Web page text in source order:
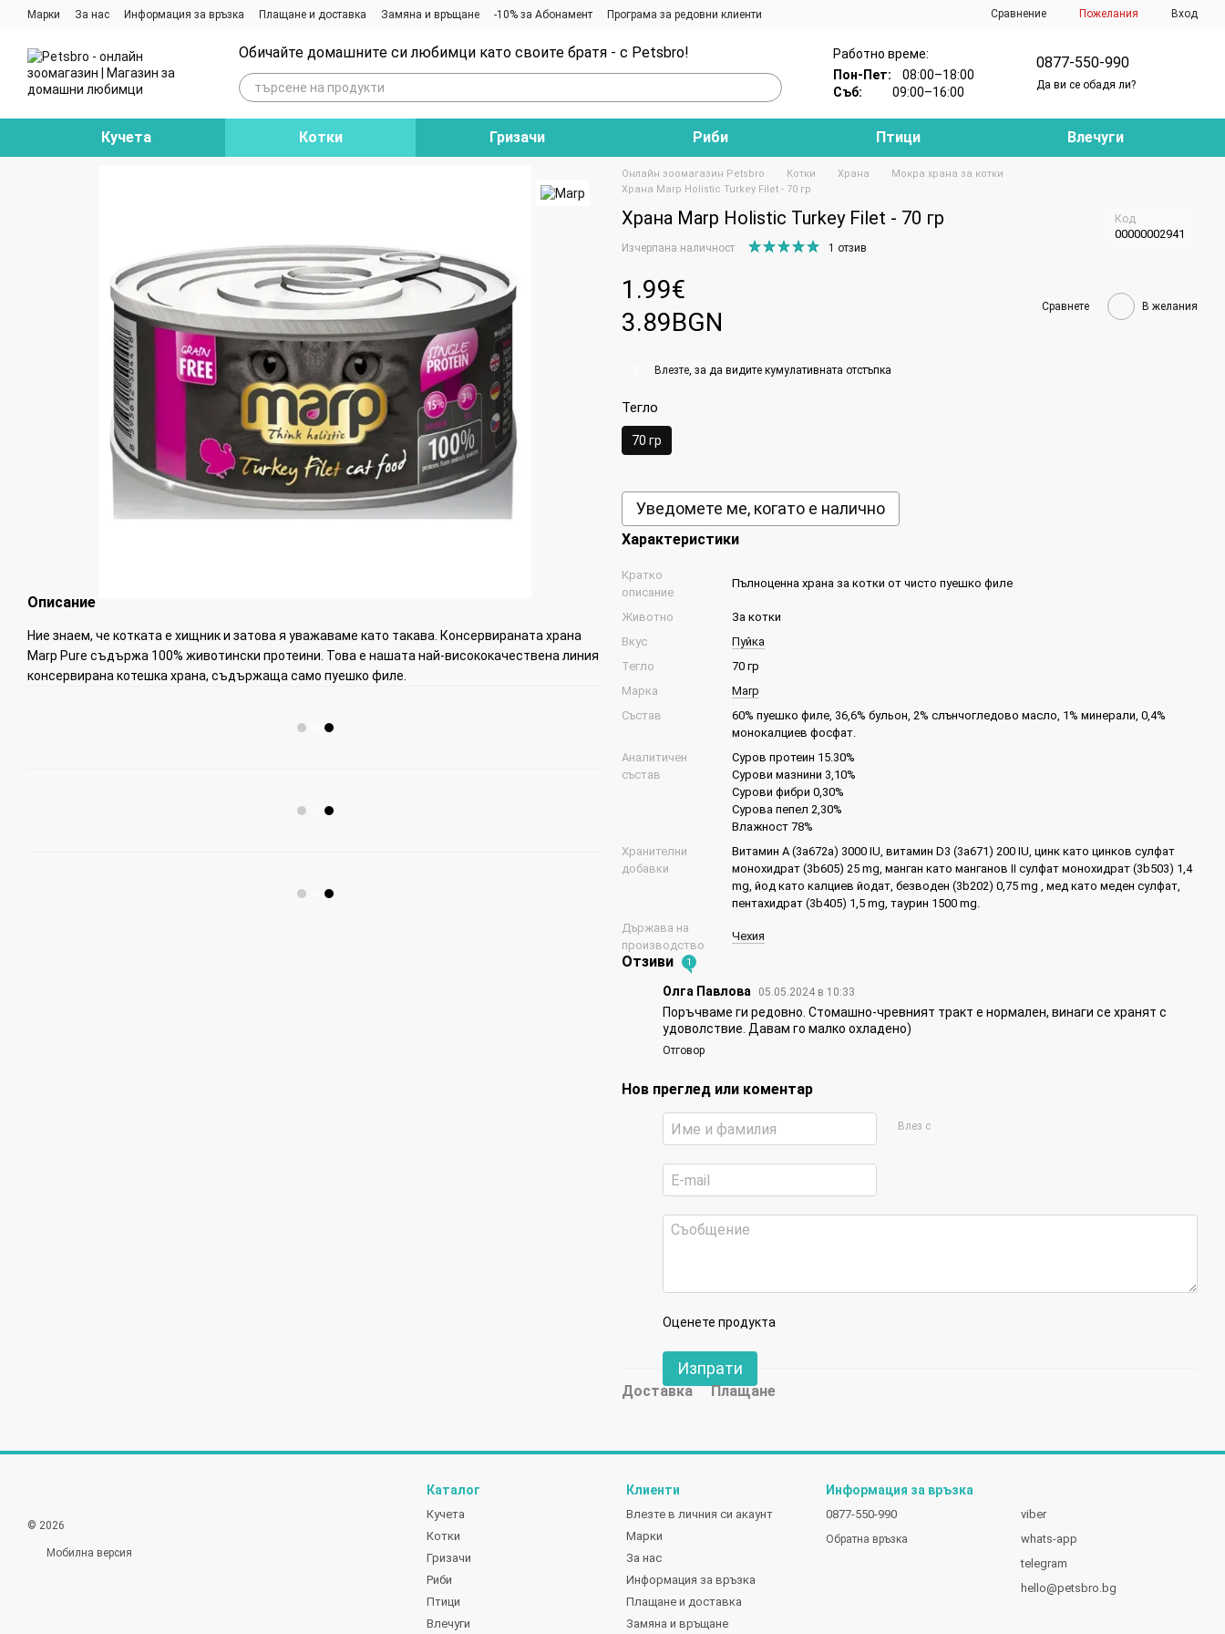
Премини към основното съдържание
Марки За нас Информация за връзка Плащане и доставка Замяна и връщане -10% за Абонамент
Програма за редовни клиенти
Сравнение Пожелания Вход
Обичайте домашните си любимци като своите братя - с Petsbro!
Работно време:
Пон-Пет:08:00–18:00
Съб:09:00–16:00
0877-550-990
Да ви се обадя ли?
Кучета Котки Гризачи Риби Птици Влечуги
Описание
Ние знаем, че котката е хищник и затова я уважаваме като такава. Консервираната храна
Marp Pure съдържа 100% животински протеини. Това е нашата най-висококачествена линия
консервирана котешка храна, съдържаща само пуешко филе.
Онлайн зоомагазин Petsbro Котки Храна
Мокра храна за котки
Храна Marp Holistic Turkey Filet - 70 гр
Храна Marp Holistic Turkey Filet - 70 гр Код
00000002941
Изчерпана наличност 1 отзив
1.99€
3.89BGN
Сравнете В желания
Влезте , за да видите кумулативната отстъпка
Тегло
70 гр
Уведомете ме, когато е налично
Характеристики
Кратко
описание
Пълноценна храна за котки от чисто пуешко филе
Животно
За котки
Вкус
Пуйка
Тегло
70 гр
Марка
Marp
Състав
60% пуешко филе, 36,6% бульон, 2% слънчогледово масло, 1% минерали, 0,4%
монокалциев фосфат.
Аналитичен
състав
Суров протеин 15.30%
Сурови мазнини 3,10%
Сурови фибри 0,30%
Сурова пепел 2,30%
Влажност 78%
Хранителни
добавки
Витамин A (3a672a) 3000 IU, витамин D3 (3a671) 200 IU, цинк като цинков сулфат
монохидрат (3b605) 25 mg, манган като манганов II сулфат монохидрат (3b503) 1,4
mg, йод като калциев йодат, безводен (3b202) 0,75 mg , мед като меден сулфат,
пентахидрат (3b405) 1,5 mg, таурин 1500 mg.
Държава на
производство
Чехия
Отзиви 1
Олга Павлова 05.05.2024 в 10:33
Поръчваме ги редовно. Стомашно-чревният тракт е нормален, винаги се хранят с
удоволствие. Давам го малко охладено)
Отговор
Нов преглед или коментар
Влез с
Оценете продукта
Изпрати
Доставка Плащане
© 2026
Мобилна версия
Каталог
Кучета
Котки
Гризачи
Риби
Птици
Влечуги
Клиенти
Влезте в личния си акаунт
Марки
За нас
Информация за връзка
Плащане и доставка
Замяна и връщане
Информация за връзка
0877-550-990
Обратна връзка
viber
whats-app
telegram
hello@petsbro.bg